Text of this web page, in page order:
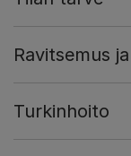
Ravitsemus
Turkinhoito